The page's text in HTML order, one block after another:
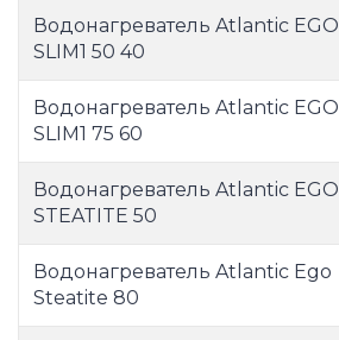
Водонагреватель Atlantic EGO
SLIM1 50 40
Водонагреватель Atlantic EGO
SLIM1 75 60
Водонагреватель Atlantic EGO
STEATITE 50
Водонагреватель Atlantic Ego
Steatite 80